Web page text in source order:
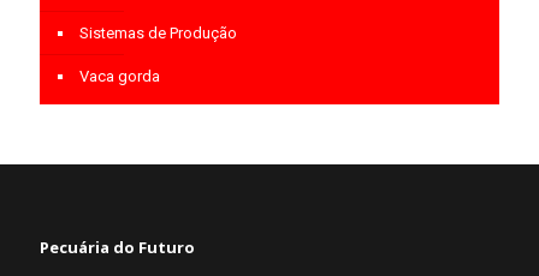
Sistemas de Produção
Vaca gorda
Pecuária do Futuro